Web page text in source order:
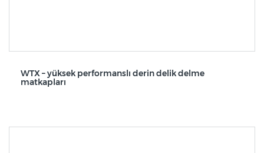
WTX – yüksek performanslı derin delik delme
matkapları